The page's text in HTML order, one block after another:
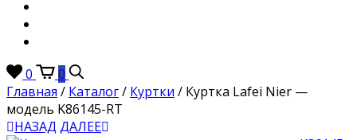
0
0
Главная / Каталог/ Куртки / Куртка Lafei Nier —
модель K86145-RT
НАЗАД ДАЛЕЕ